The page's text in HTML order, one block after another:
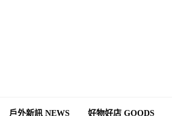
戶外新訊 NEWS 好物好店 GOODS